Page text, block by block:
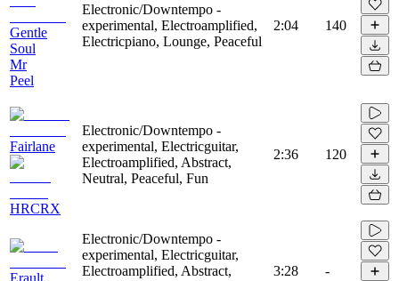
Gentle
Soul
Mr
Peel
Electronic/Downtempo -
experimental, Electroamplified,
Electricpiano, Lounge, Peaceful
2:04 140
Fairlane
HRCRX
Electronic/Downtempo -
experimental, Electricguitar,
Electroamplified, Abstract,
Neutral, Peaceful, Fun
2:36 120
Erault
Electronic/Downtempo -
experimental, Electricguitar,
Electroamplified, Abstract,
3:28 -